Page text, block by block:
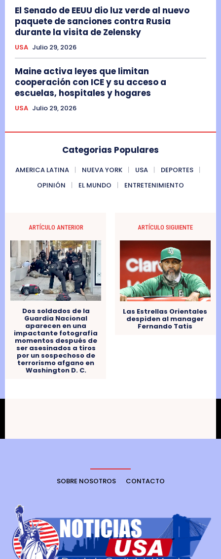
El Senado de EEUU dio luz verde al nuevo
paquete de sanciones contra Rusia
durante la visita de Zelensky
USA Julio 29, 2026
Maine activa leyes que limitan
cooperación con ICE y su acceso a
escuelas, hospitales y hogares
USA Julio 29, 2026
Categorias Populares
AMERICA LATINA NUEVA YORK USA
DEPORTES
OPINIÓN
EL MUNDO ENTRETENIMIENTO
ARTÍCULO ANTERIOR
Dos soldados de la
Guardia Nacional
aparecen en una
impactante fotografía
momentos después de
ser asesinados a tiros
por un sospechoso de
terrorismo afgano en
Washington D. C.
ARTÍCULO SIGUIENTE
Las Estrellas Orientales
despiden al manager
Fernando Tatis
SOBRE NOSOTROS CONTACTO